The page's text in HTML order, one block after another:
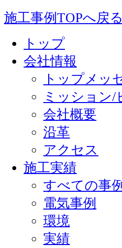
施工事例TOPへ戻る
トップ
会社情報
トップメッ
ミッション/
会社概要
沿革
アクセス
施工実績
すべての事例
電気事例
環境
実績